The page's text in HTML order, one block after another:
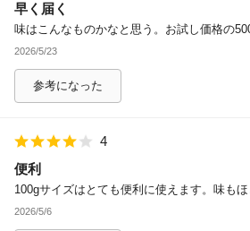
早く届く
味はこんなものかなと思う。お試し価格の
2026/5/23
参考になった
4
便利
100gサイズはとても便利に使えます。味も
2026/5/6